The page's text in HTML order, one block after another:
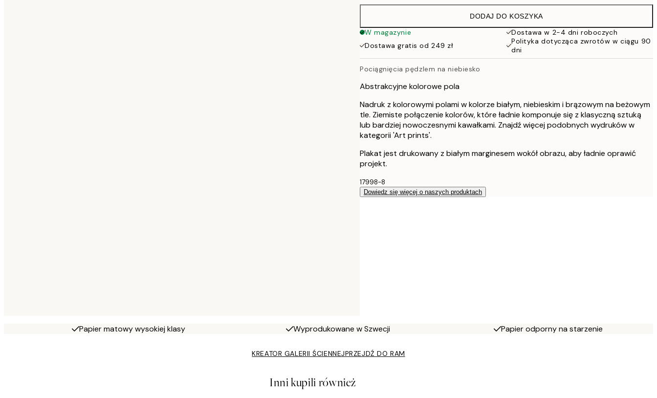
DODAJ DO KOSZYKA
W magazynie
Dostawa w 2-4 dni roboczych
Dostawa gratis od 249 zł
Polityka dotycząca zwrotów w ciągu 90
dni
Pociągnięcia pędzlem na niebiesko
Abstrakcyjne kolorowe pola
Nadruk z kolorowymi polami w kolorze białym, niebieskim i brązowym na beżowym
tle. Ziemiste połączenie kolorów, które ładnie komponuje się z klasyczną sztuką
lub bardziej nowoczesnymi kawałkami. Znajdź więcej podobnych wydruków w
kategorii 'Art prints'.
Plakat jest drukowany z białym marginesem wokół obrazu, aby ładnie oprawić
projekt.
17998-8
Dowiedz się więcej o naszych produktach
Papier matowy wysokiej klasy Wyprodukowane w Szwecji Papier odporny na starzenie
KREATOR GALERII ŚCIENNEJPRZEJDŹ DO RAM
Inni kupili również